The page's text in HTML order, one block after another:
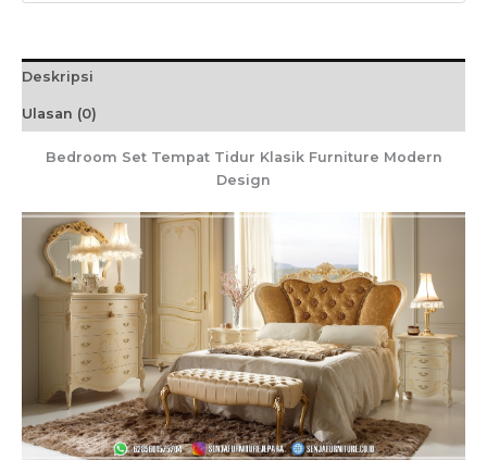
Deskripsi
Ulasan (0)
Bedroom Set Tempat Tidur Klasik Furniture Modern
Design